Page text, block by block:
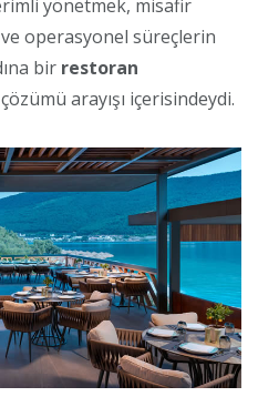
yönetmek, misafir
operasyonel süreçlerin
bir restoran
çözümü arayışı içerisindeydi.